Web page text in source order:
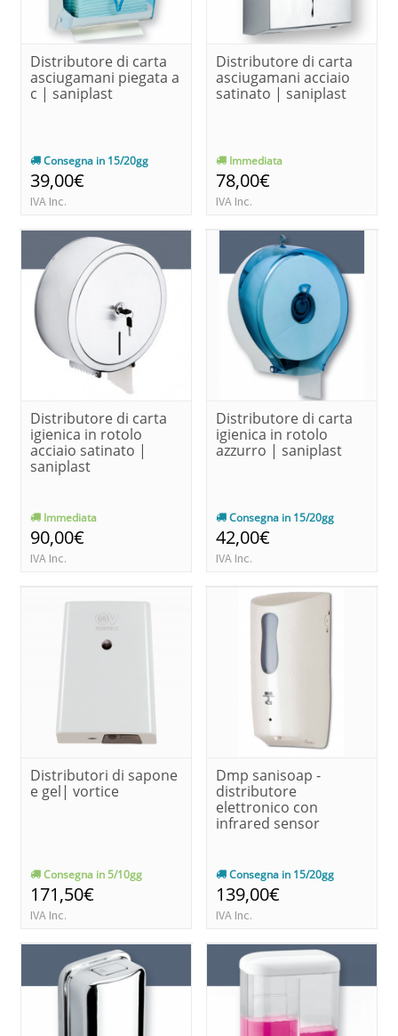
Distributore di carta
asciugamani piegata a
c | saniplast
Consegna in 15/20gg
39,00€
IVA Inc.
Distributore di carta
asciugamani acciaio
satinato | saniplast
Immediata
78,00€
IVA Inc.
Distributore di carta
igienica in rotolo
acciaio satinato |
saniplast
Immediata
90,00€
IVA Inc.
Distributore di carta
igienica in rotolo
azzurro | saniplast
Consegna in 15/20gg
42,00€
IVA Inc.
Distributori di sapone
e gel| vortice
Consegna in 5/10gg
171,50€
IVA Inc.
Dmp sanisoap -
distributore
elettronico con
infrared sensor
Consegna in 15/20gg
139,00€
IVA Inc.